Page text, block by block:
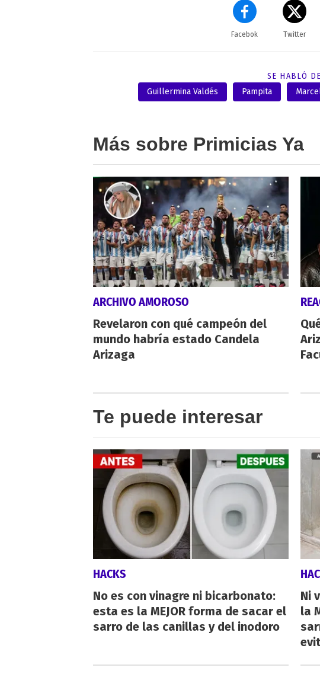
Facebok Twitter
SE HABLÓ DE
Guillermina Valdés
Pampita
Más sobre Primicias Ya
ARCHIVO AMOROSO
Revelaron con qué campeón del
mundo habría estado Candela
Arizaga
Te puede interesar
HACKS
No es con vinagre ni bicarbonato:
esta es la MEJOR forma de sacar el
sarro de las canillas y del inodoro
Ni
la